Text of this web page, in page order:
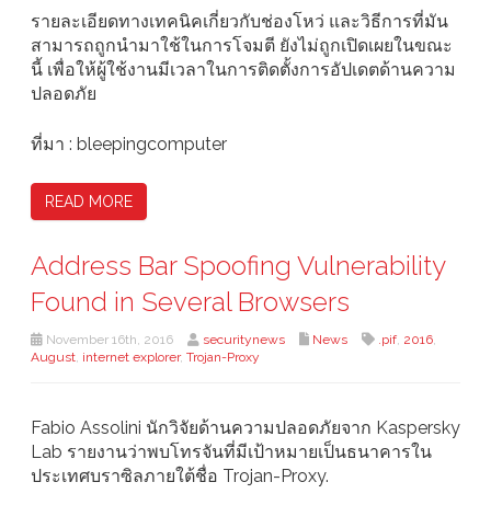
รายละเอียดทางเทคนิคเกี่ยวกับช่องโหว่ และวิธีการที่มัน
สามารถถูกนำมาใช้ในการโจมตี ยังไม่ถูกเปิดเผยในขณะ
นี้ เพื่อให้ผู้ใช้งานมีเวลาในการติดตั้งการอัปเดตด้านความ
ปลอดภัย
ที่มา : bleepingcomputer
READ MORE
Address Bar Spoofing Vulnerability
Found in Several Browsers
November 16th, 2016 securitynews News .pif, 2016,
August, internet explorer, Trojan-Proxy
Fabio Assolini นักวิจัยด้านความปลอดภัยจาก Kaspersky
Lab รายงานว่าพบโทรจันที่มีเป้าหมายเป็นธนาคารใน
ประเทศบราซิลภายใต้ชื่อ Trojan-Proxy.